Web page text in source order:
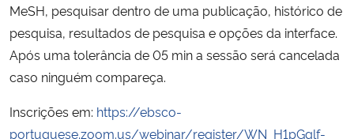
MeSH, pesquisar dentro de uma publicação, histórico de
pesquisa, resultados de pesquisa e opções da interface.
Após uma tolerância de 05 min a sessão será cancelada
caso ninguém compareça.
Inscrições em: https://ebsco-
portuguese.zoom.us/webinar/register/WN_H1pGglf-